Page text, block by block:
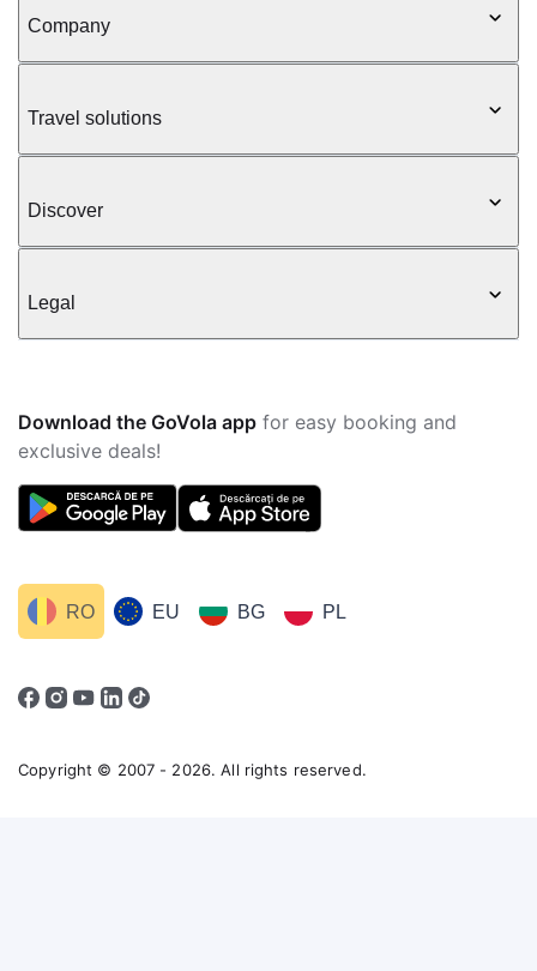
Company
Travel solutions
Discover
Legal
Download the GoVola app for easy booking and
exclusive deals!
EU BG PL
RO
Copyright © 2007 - 2026. All rights reserved.